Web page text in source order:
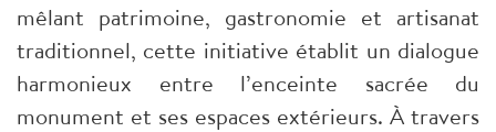
mêlant patrimoine, gastronomie et artisanat
traditionnel, cette initiative établit un dialogue
harmonieux entre l’enceinte sacrée du
monument et ses espaces extérieurs. À travers